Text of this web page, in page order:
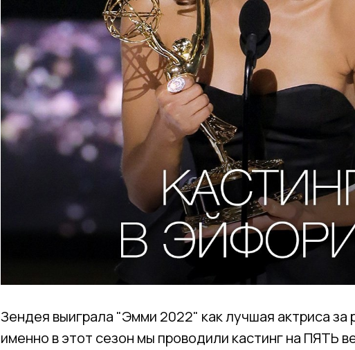
Зендея выиграла "Эмми 2022" как лучшая актриса за
именно в этот сезон мы проводили кастинг на ПЯТЬ